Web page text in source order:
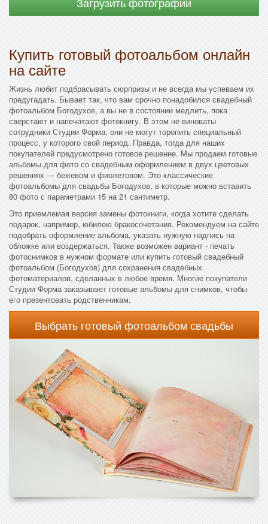
Купить готовый фотоальбом онлайн
на сайте
Жизнь любит подбрасывать сюрпризы и не всегда мы успеваем их
предугадать. Бывает так, что вам срочно понадобился свадебный
фотоальбом Богодухов, а вы не в состоянии медлить, пока
сверстают и напечатают фотокнигу. В этом не виноваты
сотрудники Студии Форма, они не могут торопить специальный
процесс, у которого свой период. Правда, тогда для наших
покупателей предусмотрено готовое решение. Мы продаем готовые
альбомы для фото со свадебным оформлением в двух цветовых
решениях — бежевом и фиолетовом. Это классические
фотоальбомы для свадьбы Богодухов, в которые можно вставить
80 фото с параметрами 15 на 21 сантиметр.
Это приемлемая версия замены фотокниги, когда хотите сделать
подарок, например, юбилею бракосочетания. Рекомендуем на сайте
подобрать оформление альбома, указать нужную надпись на
обложке или воздержаться. Также возможен вариант - печать
фотоснимков в нужном формате или купить готовый свадебный
фотоальбом (Богодухов) для сохранения свадебных
фотоматериалов, сделанных в любое время. Многие покупатели
Студии Форма заказывают готовые альбомы для снимков, чтобы
его презентовать родственникам.
Выбрать готовый фотоальбом свадьбы